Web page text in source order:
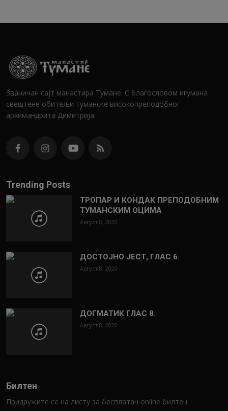
Званичан сајт манастира Тумане. С благословом игумана
свештене обитељи туманске високопреподобног
архимандрита Димитрија.
Trending Posts
ТРОПАР И КОНДАК ПРЕПОДОБНИМ
ТУМАНСКИМ ОЦИМА
Август 8, 2020
ДОСТОЈНО ЈЕСТ, ГЛАС 6.
Август 8, 2020
ДОГМАТИК ГЛАС 8.
Август 8, 2020
Билтен
Придружите се на листу за бесплатан online билтен